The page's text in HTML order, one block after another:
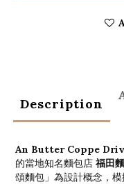
Description
An Butter Coppe
的當地知名麵包店 福田
頌麵包」為設計概念，